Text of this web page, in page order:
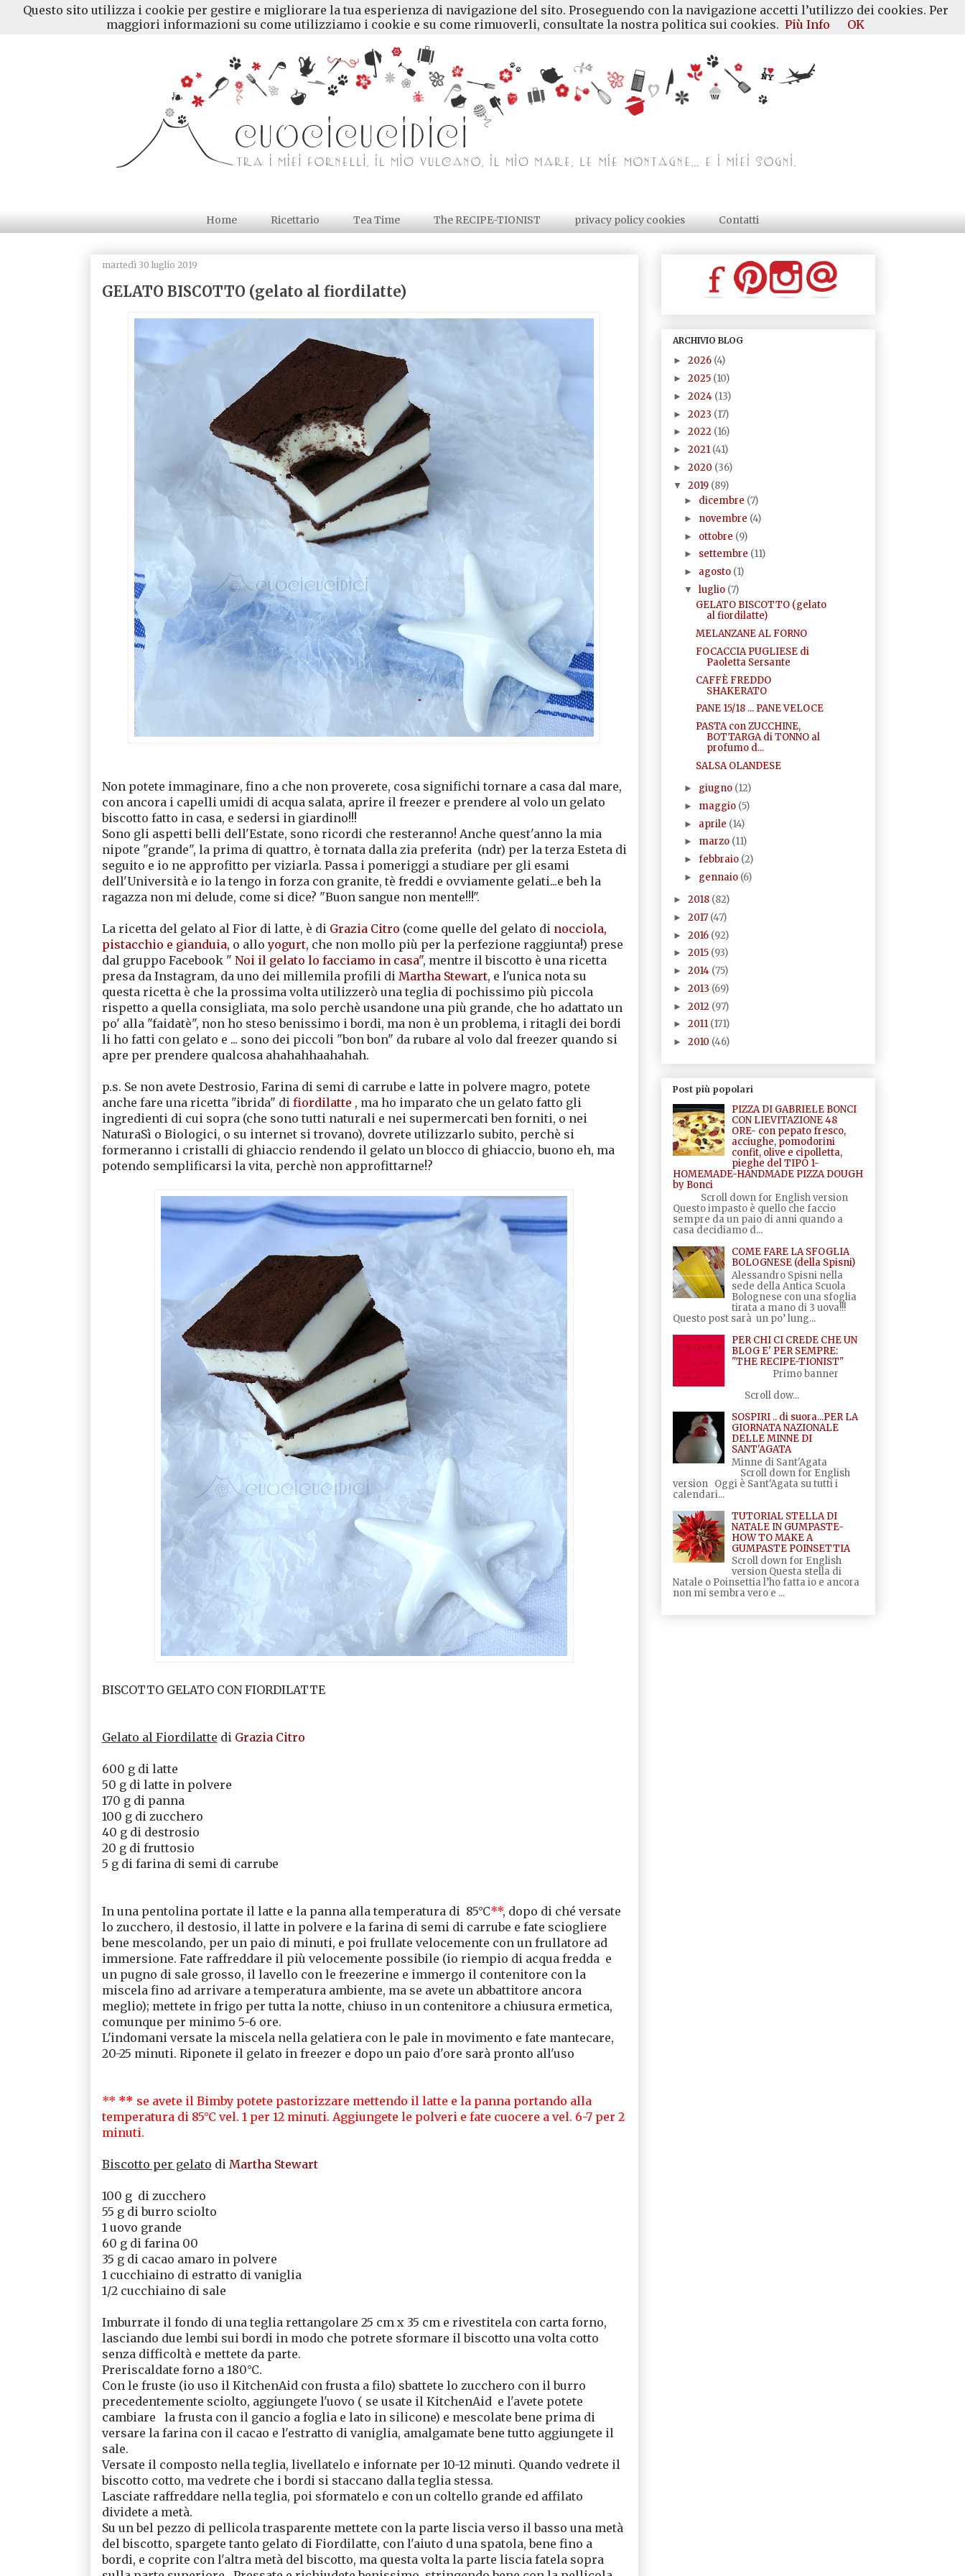
Home Ricettario Tea Time The RECIPE-TIONIST privacy policy cookies Contatti
martedì 30 luglio 2019
GELATO BISCOTTO (gelato al fiordilatte)
Non potete immaginare, fino a che non proverete, cosa significhi tornare a casa dal mare,
con ancora i capelli umidi di acqua salata, aprire il freezer e prendere al volo un gelato
biscotto fatto in casa, e sedersi in giardino!!!
Sono gli aspetti belli dell'Estate, sono ricordi che resteranno! Anche quest'anno la mia
nipote "grande", la prima di quattro, è tornata dalla zia preferita (ndr) per la terza Esteta di
seguito e io ne approfitto per viziarla. Passa i pomeriggi a studiare per gli esami
dell'Università e io la tengo in forza con granite, tè freddi e ovviamente gelati...e beh la
ragazza non mi delude, come si dice? "Buon sangue non mente!!!".
La ricetta del gelato al Fior di latte, è di Grazia Citro (come quelle del gelato di nocciola,
pistacchio e gianduia, o alloyogurt, che non mollo più per la perfezione raggiunta!) prese
dal gruppo Facebook " Noi il gelato lo facciamo in casa", mentre il biscotto è una ricetta
presa da Instagram, da uno dei millemila profili di Martha Stewart, e l'unica nota su
questa ricetta è che la prossima volta utilizzerò una teglia di pochissimo più piccola
rispetto a quella consigliata, ma solo perchè usandone una più grande, che ho adattato un
po' alla "faidatè", non ho steso benissimo i bordi, ma non è un problema, i ritagli dei bordi
li ho fatti con gelato e ... sono dei piccoli "bon bon" da rubare al volo dal freezer quando si
apre per prendere qualcosa ahahahhaahahah.
p.s. Se non avete Destrosio, Farina di semi di carrube e latte in polvere magro, potete
anche fare una ricetta "ibrida" di fiordilatte , ma ho imparato che un gelato fatto gli
ingredienti di cui sopra (che sono tutti naturali e nei supermercati ben forniti, o nei
NaturaSì o Biologici, o su internet si trovano), dovrete utilizzarlo subito, perchè si
formeranno i cristalli di ghiaccio rendendo il gelato un blocco di ghiaccio, buono eh, ma
potendo semplificarsi la vita, perchè non approfittarne!?
BISCOTTO GELATO CON FIORDILATTE
Gelato al Fiordilatte di Grazia Citro
600 g di latte
50 g di latte in polvere
170 g di panna
100 g di zucchero
40 g di destrosio
20 g di fruttosio
5 g di farina di semi di carrube
In una pentolina portate il latte e la panna alla temperatura di 85°C**, dopo di ché versate
lo zucchero, il destosio, il latte in polvere e la farina di semi di carrube e fate sciogliere
bene mescolando, per un paio di minuti, e poi frullate velocemente con un frullatore ad
immersione. Fate raffreddare il più velocemente possibile (io riempio di acqua fredda e
un pugno di sale grosso, il lavello con le freezerine e immergo il contenitore con la
miscela fino ad arrivare a temperatura ambiente, ma se avete un abbattitore ancora
meglio); mettete in frigo per tutta la notte, chiuso in un contenitore a chiusura ermetica,
comunque per minimo 5-6 ore.
L'indomani versate la miscela nella gelatiera con le pale in movimento e fate mantecare,
20-25 minuti. Riponete il gelato in freezer e dopo un paio d'ore sarà pronto all'uso
** ** se avete il Bimby potete pastorizzare mettendo il latte e la panna portando alla
temperatura di 85°C vel. 1 per 12 minuti. Aggiungete le polveri e fate cuocere a vel. 6-7 per 2
minuti.
Biscotto per gelato di Martha Stewart
100 g di zucchero
55 g di burro sciolto
1 uovo grande
60 g di farina 00
35 g di cacao amaro in polvere
1 cucchiaino di estratto di vaniglia
1/2 cucchiaino di sale
Imburrate il fondo di una teglia rettangolare 25 cm x 35 cm e rivestitela con carta forno,
lasciando due lembi sui bordi in modo che potrete sformare il biscotto una volta cotto
senza difficoltà e mettete da parte.
Preriscaldate forno a 180°C.
Con le fruste (io uso il KitchenAid con frusta a filo) sbattete lo zucchero con il burro
precedentemente sciolto, aggiungete l'uovo ( se usate il KitchenAid e l'avete potete
cambiare la frusta con il gancio a foglia e lato in silicone) e mescolate bene prima di
versare la farina con il cacao e l'estratto di vaniglia, amalgamate bene tutto aggiungete il
sale.
Versate il composto nella teglia, livellatelo e infornate per 10-12 minuti. Quando vedrete il
biscotto cotto, ma vedrete che i bordi si staccano dalla teglia stessa.
Lasciate raffreddare nella teglia, poi sformatelo e con un coltello grande ed affilato
dividete a metà.
Su un bel pezzo di pellicola trasparente mettete con la parte liscia verso il basso una metà
del biscotto, spargete tanto gelato di Fiordilatte, con l'aiuto d una spatola, bene fino a
bordi, e coprite con l'altra metà del biscotto, ma questa volta la parte liscia fatela sopra
ARCHIVIO BLOG
► 2026 (4)
► 2025 (10)
► 2024 (13)
► 2023 (17)
► 2022 (16)
► 2021 (41)
► 2020 (36)
▼ 2019 (89)
► dicembre (7)
► novembre (4)
► ottobre (9)
► settembre (11)
► agosto (1)
▼ luglio (7)
GELATO BISCOTTO (gelato
al fiordilatte)
MELANZANE AL FORNO
FOCACCIA PUGLIESE di
Paoletta Sersante
CAFFÈ FREDDO
SHAKERATO
PANE 15/18 ... PANE VELOCE
PASTA con ZUCCHINE,
BOTTARGA di TONNO al
profumo d...
SALSA OLANDESE
► giugno (12)
► maggio (5)
► aprile (14)
► marzo (11)
►febbraio (2)
► gennaio (6)
► 2018 (82)
► 2017 (47)
► 2016 (92)
► 2015 (93)
► 2014 (75)
► 2013 (69)
► 2012 (97)
► 2011 (171)
► 2010 (46)
Post più popolari
PIZZA DI GABRIELE BONCI
CON LIEVITAZIONE 48
ORE- con pepato fresco,
acciughe, pomodorini
confit, olive e cipolletta,
pieghe del TIPO 1-
HOMEMADE-HANDMADE PIZZA DOUGH
by Bonci
Scroll down for English version
Questo impasto è quello che faccio
sempre da un paio di anni quando a
casa decidiamo d...
COME FARE LA SFOGLIA
BOLOGNESE (della Spisni)
Alessandro Spisni nella
sede della Antica Scuola
Bolognese con una sfoglia
tirata a mano di 3 uova!!!
Questo post sarà un po’ lung...
PER CHI CI CREDE CHE UN
BLOG E' PER SEMPRE:
"THE RECIPE-TIONIST"
Primo banner
Scroll dow...
SOSPIRI .. di suora...PER LA
GIORNATA NAZIONALE
DELLE MINNE DI
SANT'AGATA
Minne di Sant'Agata
Scroll down for English
version Oggi è Sant'Agata su tutti i
calendari...
TUTORIAL STELLA DI
NATALE IN GUMPASTE-
HOW TO MAKE A
GUMPASTE POINSETTIA
Scroll down for English
version Questa stella di
Natale o Poinsettia l’ho fatta io e ancora
non mi sembra vero e ...
Questo sito utilizza i cookie per gestire e migliorare la tua esperienza di navigazione del sito. Proseguendo con la navigazione accetti l’utilizzo dei cookies. Per
maggiori informazioni su come utilizziamo i cookie e su come rimuoverli, consultate la nostra politica sui cookies. Più Info OK